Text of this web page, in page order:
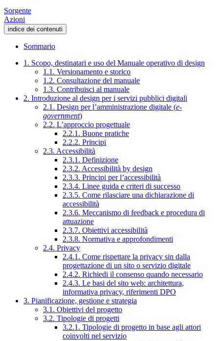
Sorgente
Azioni
indice dei contenuti
Sommario
1. Scopo, destinatari e uso del Manuale operativo di design
1.1. Versionamento e storico
1.2. Consultazione del manuale
1.3. Contribuisci al manuale
2. Introduzione al design per i servizi pubblici digitali
2.1. Design per l’amministrazione digitale (e-
government)
2.2. L’approccio progettuale
2.2.1. Buone pratiche
2.2.2. Principi
2.3. Accessibilità
2.3.1. Definizione
2.3.2. Accessibilità by design
2.3.3. Principi per l’accessibilità
2.3.4. Linee guida e criteri di successo
2.3.5. Come rilasciare una dichiarazione di
accessibilità
2.3.6. Meccanismo di feedback e procedura di
attuazione
2.3.7. Obiettivi accessibilità
2.3.8. Normativa e approfondimenti
2.4. Privacy
2.4.1. Come rispettare la privacy sin dalla
progettazione di un sito o servizio digitale
2.4.2. Richiedi il consenso quando necessario
2.4.3. Le basi del sito web: architettura,
informativa privacy, riferimenti DPO
3. Pianificazione, gestione e strategia
3.1. Obiettivi del progetto
3.2. Tipologie di progetti
3.2.1. Tipologie di progetto in base agli attori
coinvolti nel servizio